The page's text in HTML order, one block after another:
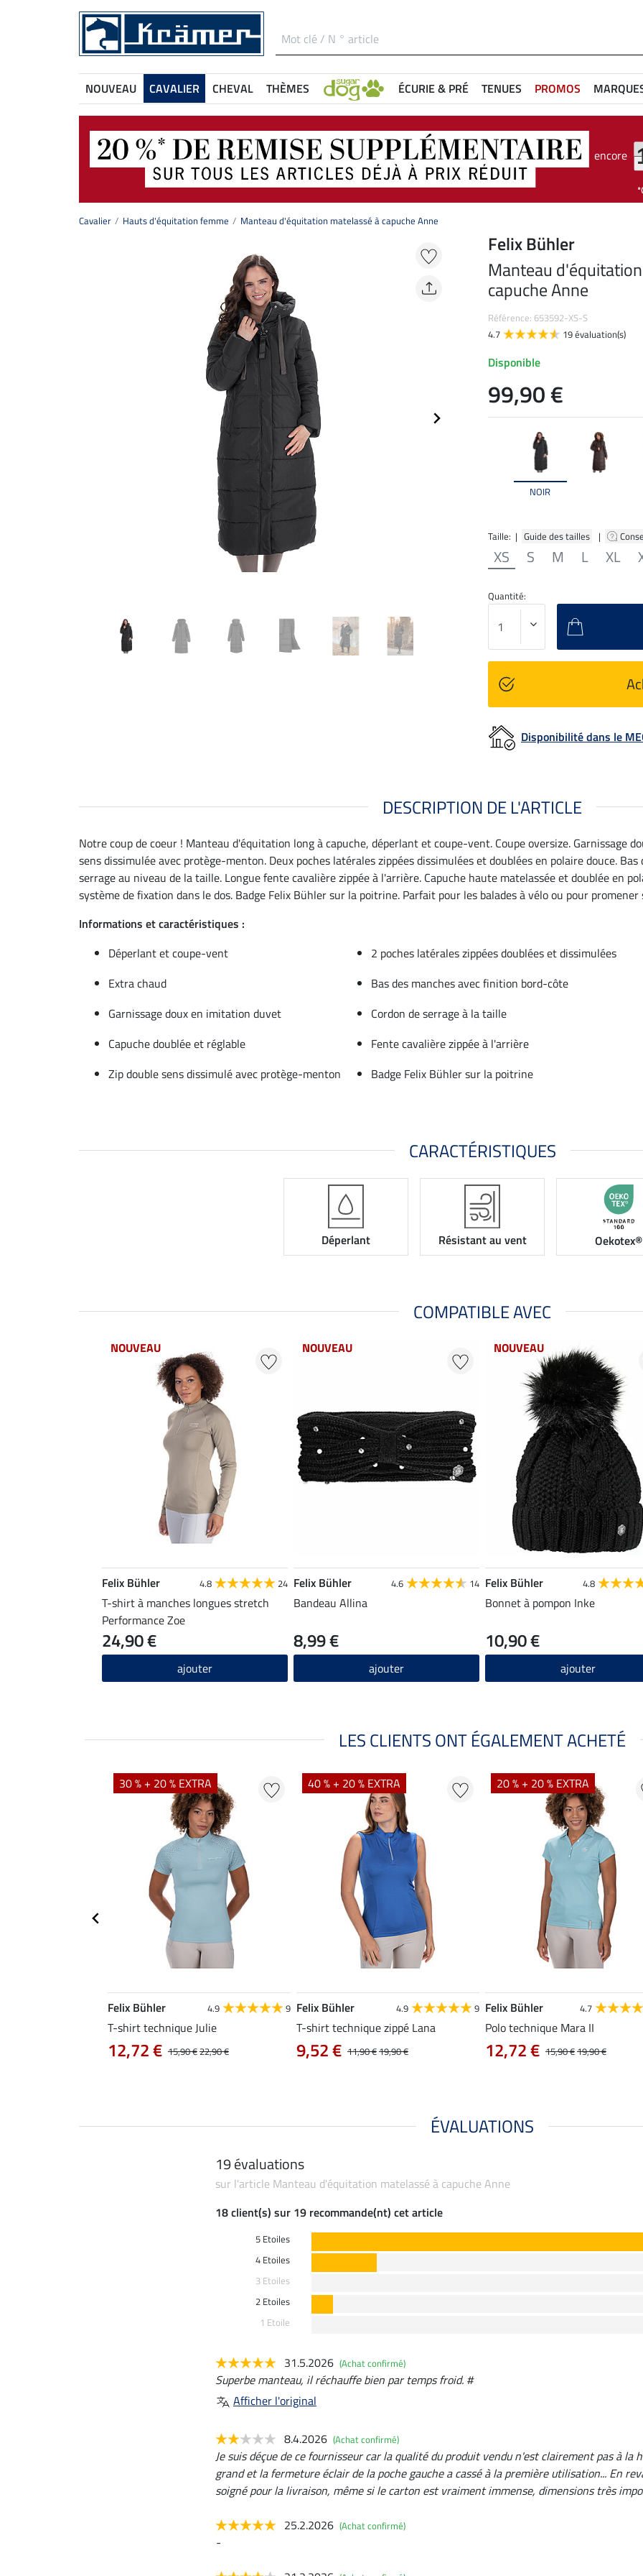
NOUVEAU CAVALIER CHEVAL THÈMES ÉCURIE & PRÉ TENUES PROMOS
encore
Cavalier Hauts d'équitation femme Manteau d'équitation matelassé à capuche Anne
NOIR
Taille: | Guide des tailles |
XS S M L XL
Felix Bühler
Manteau
capuche Anne
Référence: 653592-XS-S
4.7
19 évaluation(s)
Disponible
99,90 €
Quantité:
Disponibilité dans le
DESCRIPTION DE L'ARTICLE
Notre coup de coeur ! Manteau d'équitation long à capuche, déperlant et coupe-vent. Coupe oversize. Garnissage
sens dissimulée avec protège-menton. Deux poches latérales zippées dissimulées et doublées en polaire douce.
serrage au niveau de la taille. Longue fente cavalière zippée à l'arrière. Capuche haute matelassée et doublée en
système de fixation dans le dos. Badge Felix Bühler sur la poitrine. Parfait pour les balades à vélo ou pour promener
Informations et caractéristiques :
Déperlant et coupe-vent
2 poches latérales zippées doublées et dissimulées
Extra chaud
Bas des manches avec finition bord-côte
Garnissage doux en imitation duvet
Cordon de serrage à la taille
Capuche doublée et réglable
Fente cavalière zippée à l'arrière
Zip double sens dissimulé avec protège-menton
Badge Felix Bühler sur la poitrine
CARACTÉRISTIQUES
Déperlant Résistant au vent Oekotex®
COMPATIBLE AVEC
NOUVEAU
Felix Bühler 4.8 24
T-shirt à manches longues stretch
Performance Zoe
24,90 €
ajouter
NOUVEAU
Felix Bühler 4.6 14
Bandeau Allina
8,99 €
ajouter
NOUVEAU
Felix Bühler 4.8
Bonnet à pompon Inke
10,90 €
ajouter
LES CLIENTS ONT ÉGALEMENT ACHETÉ
30 % + 20 % EXTRA
Felix Bühler 4.9 9
T-shirt technique Julie
15,90 €22,90 €
12,72 €
40 % + 20 % EXTRA
Felix Bühler 4.9 9
T-shirt technique zippé Lana
11,90 €19,90 €
9,52 €
20 % + 20 % EXTRA
Felix Bühler 4.7
Polo technique Mara II
15,90 €19,90 €
12,72 €
ÉVALUATIONS
19 évaluations
sur l'article Manteau d'équitation matelassé à capuche Anne
18 client(s) sur 19 recommande(nt) cet article
5 Etoiles
4 Etoiles
3 Etoiles
2 Etoiles
1 Etoile
31.5.2026 (Achat confirmé)
Superbe manteau, il réchauffe bien par temps froid. #
Afficher l'original
8.4.2026 (Achat confirmé)
Je suis déçue de ce fournisseur car la qualité du produit vendu n'est clairement pas à la
grand et la fermeture éclair de la poche gauche a cassé à la première utilisation... En
soigné pour la livraison, même si le carton est vraiment immense, dimensions très
25.2.2026 (Achat confirmé)
-